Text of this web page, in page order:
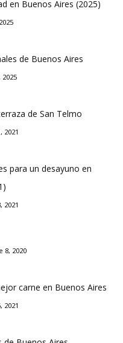
en Buenos Aires (2025)
de Buenos Aires
de San Telmo
2021
para un desayuno en
8, 2020
carne en Buenos Aires